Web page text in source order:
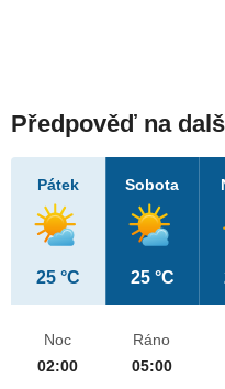
Předpověď na
Pátek
25 °C
Sobota
25 °C
Noc
02:00
Ráno
05:00